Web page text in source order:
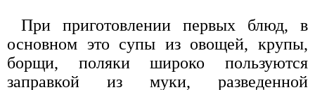
При приготовлении первых блюд, в
основном это супы из овощей, крупы,
борщи, поляки широко пользуются
заправкой из муки, разведенной